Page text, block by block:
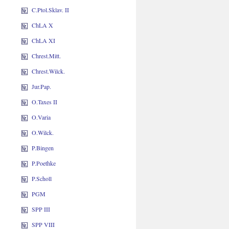
C.Ptol.Sklav. II
ChLA X
ChLA XI
Chrest.Mitt.
Chrest.Wilck.
Jur.Pap.
O.Taxes II
O.Varia
O.Wilck.
P.Bingen
P.Poethke
P.Scholl
PGM
SPP III
SPP VIII